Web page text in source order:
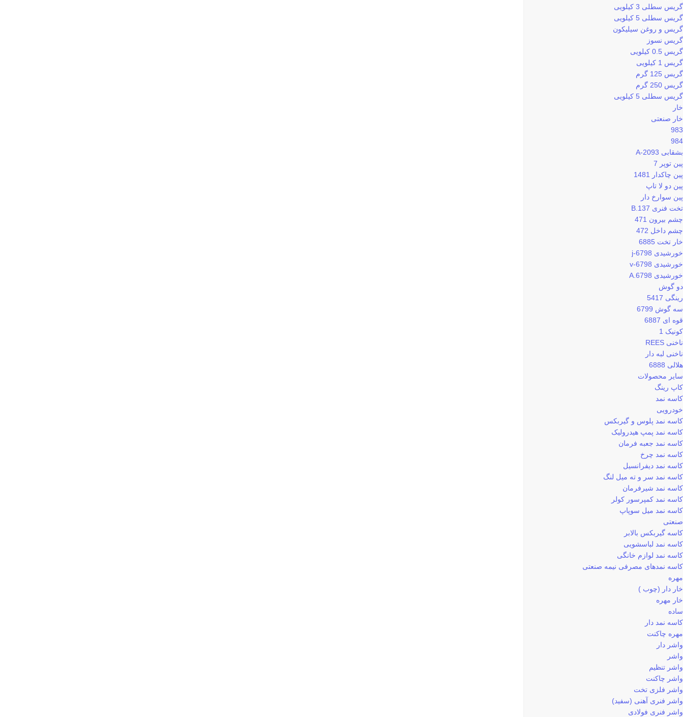
گریس سطلی 3 کیلویی
گریس سطلی 5 کیلویی
گریس و روغن سیلیکون
گریس نسوز
گریس 0.5 کیلویی
گریس 1 کیلویی
گریس 125 گرم
گریس 250 گرم
گریس سطلی 5 کیلویی
خار
خار صنعتی
983
984
بشقابی 2093-A
پین توپر 7
پین چاکدار 1481
پین دو لا تاپ
پین سوارخ دار
تخت فنری 137.B
چشم بیرون 471
چشم داخل 472
خار تخت 6885
خورشیدی 6798-j
خورشیدی 6798-v
خورشیدی 6798.A
دو گوش
رینگی 5417
سه گوش 6799
قوه ای 6887
کونیک 1
ناخنی REES
ناخنی لبه دار
هلالی 6888
سایر محصولات
کاپ رینگ
کاسه نمد
خودرویی
کاسه نمد پلوس و گیربکس
کاسه نمد پمپ هیدرولیک
کاسه نمد جعبه فرمان
کاسه نمد چرخ
کاسه نمد دیفرانسیل
کاسه نمد سر و ته میل لنگ
کاسه نمد شیرفرمان
کاسه نمد کمپرسور کولر
کاسه نمد میل سوپاپ
صنعتی
کاسه گیربکس بالابر
کاسه نمد لباسشویی
کاسه نمد لوازم خانگی
کاسه نمدهای مصرفی نیمه صنعتی
مهره
خار دار (چوب )
خار مهره
ساده
کاسه نمد دار
مهره چاکنت
واشر دار
واشر
واشر تنظیم
واشر چاکنت
واشر فلزی تخت
واشر فنری آهنی (سفید)
واشر فنری فولادی